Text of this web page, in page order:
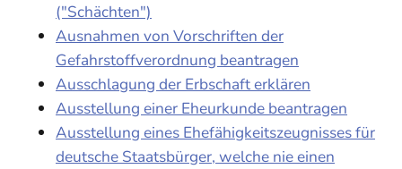
("Schächten")
Ausnahmen von Vorschriften der
Gefahrstoffverordnung beantragen
Ausschlagung der Erbschaft erklären
Ausstellung einer Eheurkunde beantragen
Ausstellung eines Ehefähigkeitszeugnisses für
deutsche Staatsbürger, welche nie einen